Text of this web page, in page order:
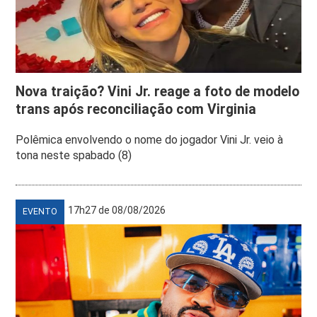
Nova traição? Vini Jr. reage a foto de modelo
trans após reconciliação com Virginia
Polêmica envolvendo o nome do jogador Vini Jr. veio à
tona neste spabado (8)
EVENTO 17h27 de 08/08/2026